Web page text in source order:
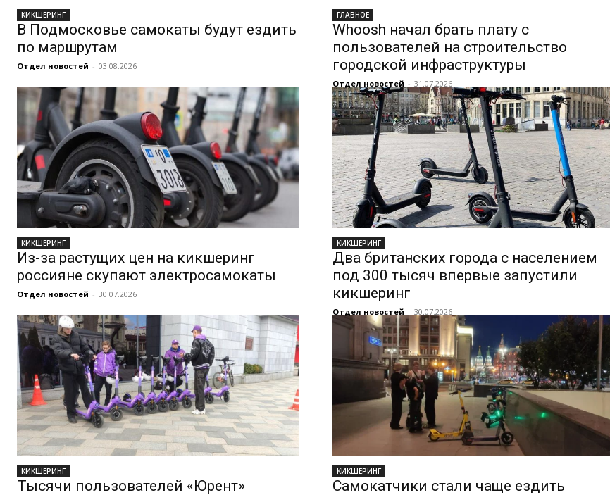
КИКШЕРИНГ
В Подмосковье самокаты будут ездить
по маршрутам
Отдел новостей - 03.08.2026
ГЛАВНОЕ
Whoosh начал брать плату с
пользователей на строительство
городской инфраструктуры
Отдел новостей - 31.07.2026
КИКШЕРИНГ
Из-за растущих цен на кикшеринг
россияне скупают электросамокаты
Отдел новостей - 30.07.2026
КИКШЕРИНГ
Два британских города с населением
под 300 тысяч впервые запустили
кикшеринг
Отдел новостей - 30.07.2026
КИКШЕРИНГ
Тысячи пользователей «Юрент»
КИКШЕРИНГ
Самокатчики стали чаще ездить